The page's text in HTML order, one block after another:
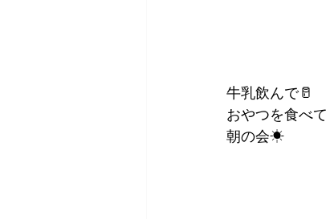
牛乳飲んで🥛
おやつを食べて
朝の会☀